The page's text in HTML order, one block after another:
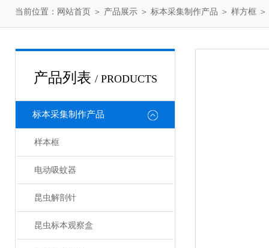
当前位置： 网站首页 ＞ 产品展示 ＞ 标本采集制作产品 ＞ 样方框
产品列表 / PRODUCTS
标本采集制作产品
样本框
电动吸蚊器
昆虫解剖针
昆虫标本观察盒